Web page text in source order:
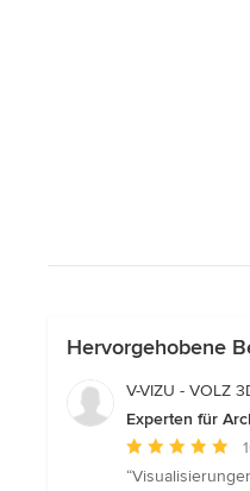
Hervorgehobene
V-VIZU - VOLZ
Experten für
Bewertung: